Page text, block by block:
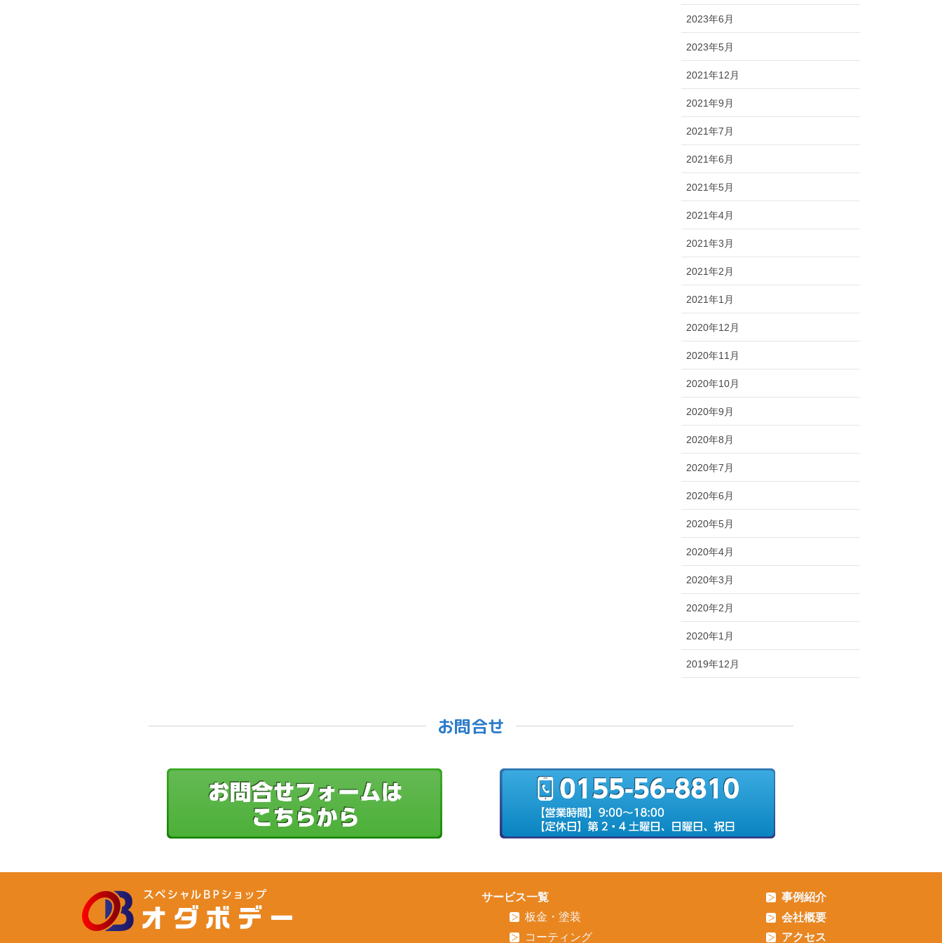
2023年6月
2023年5月
2021年12月
2021年9月
2021年7月
2021年6月
2021年5月
2021年4月
2021年3月
2021年2月
2021年1月
2020年12月
2020年11月
2020年10月
2020年9月
2020年8月
2020年7月
2020年6月
2020年5月
2020年4月
2020年3月
2020年2月
2020年1月
2019年12月
お問合せ
サービス一覧
板金・塗装
コーティング
事例紹介
会社概要
アクセス